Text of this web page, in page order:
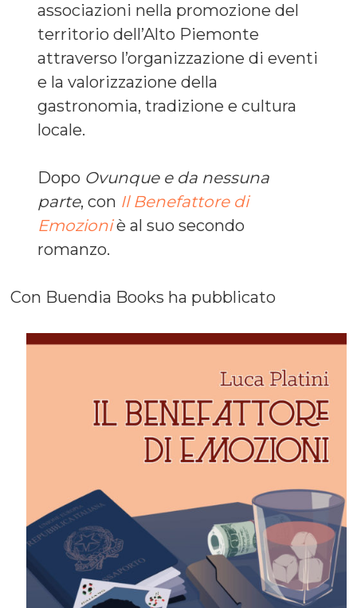
associazioni nella promozione del
territorio dell’Alto Piemonte
attraverso l’organizzazione di eventi
e la valorizzazione della
gastronomia, tradizione e cultura
locale.
Dopo Ovunque e da nessuna
parte, con Il Benefattore di
Emozioniè al suo secondo
romanzo.
Con Buendia Books ha pubblicato